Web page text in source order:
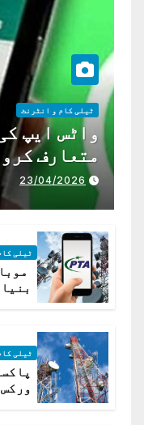
ٹیلی کام و انٹرنٹ
واٹس ایپ
متعارف
23/04/2026
ٹیلی
ٹیلی
ورکس